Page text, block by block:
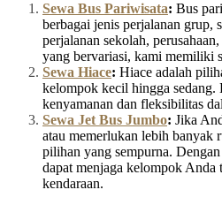
Sewa Bus Pariwisata: Bus
berbagai jenis perjalanan grup,
perjalanan sekolah,
yang bervariasi, kami memiliki
Sewa Hiace: Hiace adalah
kelompok kecil hingga sedang.
kenyamanan dan fleksibilitas
Sewa Jet Bus Jumbo: Jika
atau memerlukan lebih banyak
pilihan yang sempurna.
dapat menjaga kelompok Anda
kendaraan.